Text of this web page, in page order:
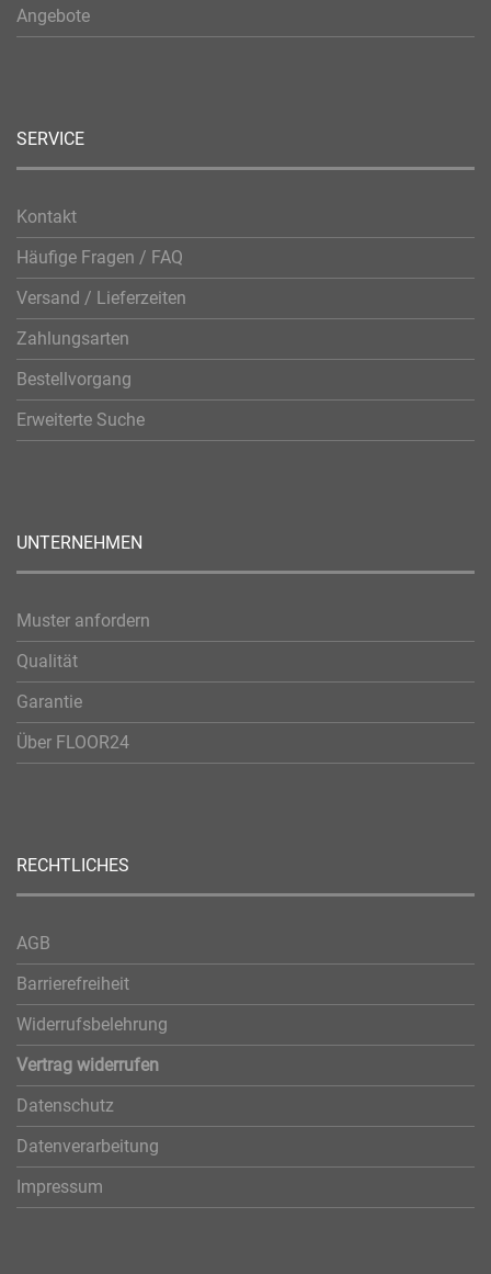
Angebote
SERVICE
Kontakt
Häufige Fragen / FAQ
Versand / Lieferzeiten
Zahlungsarten
Bestellvorgang
Erweiterte Suche
UNTERNEHMEN
Muster anfordern
Qualität
Garantie
Über FLOOR24
RECHTLICHES
AGB
Barrierefreiheit
Widerrufsbelehrung
Vertrag widerrufen
Datenschutz
Datenverarbeitung
Impressum